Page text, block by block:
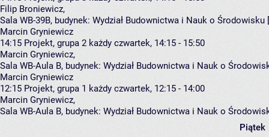
Filip Broniewicz,
Sala WB-39B, budynek: Wydział Budownictwa i Nauk o Środowisku
Marcin Gryniewicz
14:15 Projekt, grupa 2 każdy czwartek, 14:15 - 15:50
Marcin Gryniewicz,
Sala WB-Aula B, budynek: Wydział Budownictwa i Nauk o
Marcin Gryniewicz
12:15 Projekt, grupa 1 każdy czwartek, 12:15 - 14:00
Marcin Gryniewicz,
Sala WB-Aula B, budynek: Wydział Budownictwa i Nauk o
Piątek